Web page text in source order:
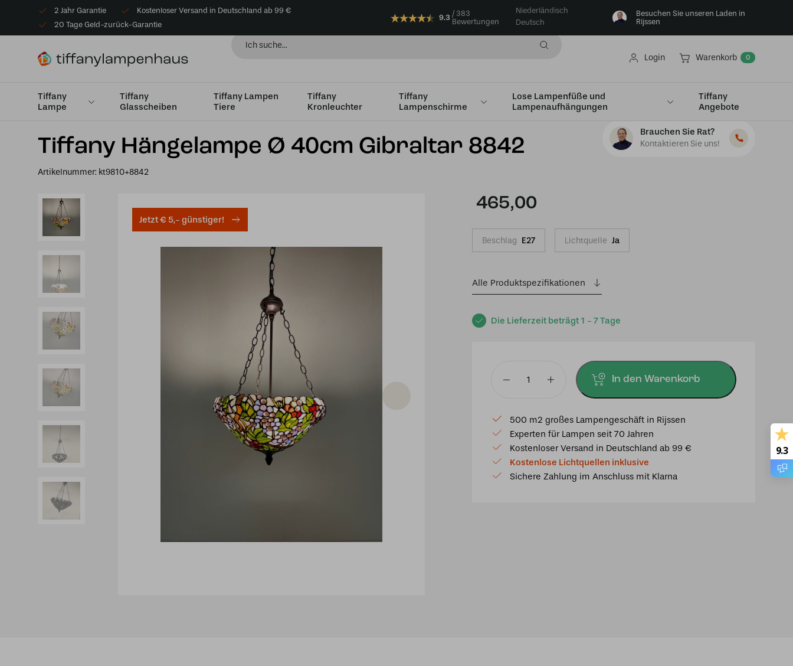
2 Jahr Garantie
Kostenloser Versand in Deutschland ab 99 €
20 Tage Geld-zurück-Garantie
9.3
383
Bewertungen
Niederländisch
Deutsch
Besuchen Sie unseren Laden in
Rijssen
Login Warenkorb 0
Tiffany
Lampe
Tiffany
Glasscheiben
Tiffany Lampen
Tiere
Tiffany
Kronleuchter
Tiffany
Lampenschirme
Lose Lampenfüße und
Lampenaufhängungen
Tiffany
Angebote
Startseite Tiffany Hängelampe Tiffany Hängelampe Ø 40cm Gibraltar 8842
Tiffany Hängelampe Ø 40cm Gibraltar 8842
Artikelnummer: kt9810+8842
Brauchen Sie Rat?
Kontaktieren Sie uns!
Jetzt € 5,- günstiger!
Die Lieferzeit beträgt 1 - 7 Tage
465,00
Beschlag E27 Lichtquelle Ja
Alle Produktspezifikationen
40cm
Gibraltar
8842
Menge
In den Warenkorb
500 m2 großes Lampengeschäft in Rijssen
Experten für Lampen seit 70 Jahren
Kostenloser Versand in Deutschland ab 99 €
Kostenlose Lichtquellen inklusive
Sichere Zahlung im Anschluss mit Klarna
9.3